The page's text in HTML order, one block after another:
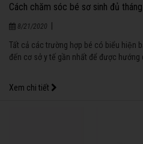
Cách chăm sóc bé sơ sinh đủ tháng
8/21/2020 |
Tất cả các trường hợp bé có biểu hiện
đến cơ sở y tế gần nhất để được hướng
Xem chi tiết